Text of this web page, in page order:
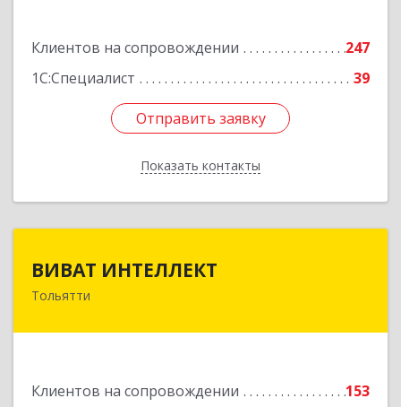
Клиентов на сопровождении
247
1С:Специалист
39
Отправить заявку
Показать контакты
Отправить заявку
Назад
ВИВАТ ИНТЕЛЛЕКТ
Тольятти
Клиентов на сопровождении 153
445040, Самарская обл, Тольятти г, 40 лет